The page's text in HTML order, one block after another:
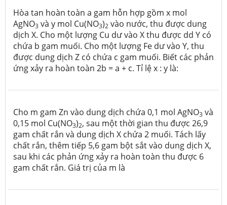
Hòa tan hoàn toàn a gam hỗn hợp gồm x mol
AgNO3 và y mol Cu(NO3)2 vào nước, thu được dung
dịch X. Cho một lượng Cu dư vào X thu được dd Y có
chứa b gam muối. Cho một lượng Fe dư vào Y, thu
được dung dịch Z có chứa c gam muối. Biết các phản
ứng xảy ra hoàn toàn 2b = a + c. Tỉ lệ x : y là:
Cho m gam Zn vào dung dịch chứa 0,1 mol AgNO3 và
0,15 mol Cu(NO3)2, sau một thời gian thu được 26,9
gam chất rắn và dung dịch X chứa 2 muối. Tách lấy
chất rắn, thêm tiếp 5,6 gam bột sắt vào dung dịch X,
sau khi các phản ứng xảy ra hoàn toàn thu được 6
gam chất rắn. Giá trị của m là